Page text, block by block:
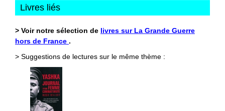
Livres liés
> Voir notre sélection de livres sur La Grande Guerre
hors de France .
> Suggestions de lectures sur le même thème :